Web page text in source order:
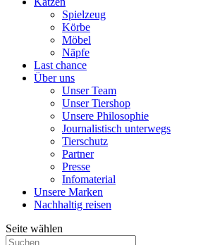
Spielzeug
Körbe
Möbel
Näpfe
Last chance
Über uns
Unser Team
Unser Tiershop
Unsere Philosophie
Journalistisch unterwegs
Tierschutz
Partner
Presse
Infomaterial
Unsere Marken
Nachhaltig reisen
Seite wählen